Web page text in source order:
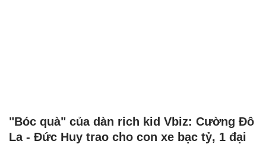
"Bóc quà" của dàn rich kid Vbiz: Cường Đô
La - Đức Huy trao cho con xe bạc tỷ, 1 đại